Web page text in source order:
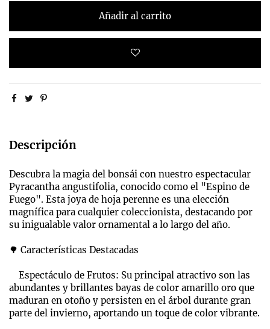
Añadir al carrito
Descripción
Descubra la magia del bonsái con nuestro espectacular
Pyracantha angustifolia, conocido como el "Espino de
Fuego". Esta joya de hoja perenne es una elección
magnífica para cualquier coleccionista, destacando por
su inigualable valor ornamental a lo largo del año.
🌳 Características Destacadas
Espectáculo de Frutos: Su principal atractivo son las
abundantes y brillantes bayas de color amarillo oro que
maduran en otoño y persisten en el árbol durante gran
parte del invierno, aportando un toque de color vibrante.